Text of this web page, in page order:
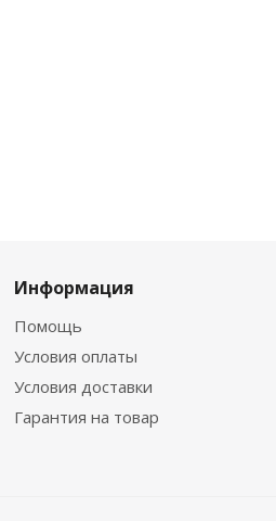
Информация
Помощь
Условия оплаты
Условия доставки
Гарантия на товар